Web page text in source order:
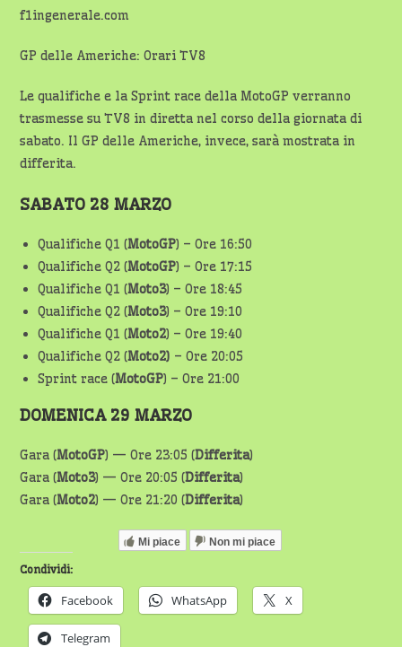
f1ingenerale.com
GP delle Americhe: Orari TV8
Le qualifiche e la Sprint race della MotoGP verranno
trasmesse su TV8 in diretta nel corso della giornata di
sabato. Il GP delle Americhe, invece, sarà mostrata in
differita.
SABATO 28 MARZO
Qualifiche Q1 (MotoGP) – Ore 16:50
Qualifiche Q2 (MotoGP) – Ore 17:15
Qualifiche Q1 (Moto3) – Ore 18:45
Qualifiche Q2 (Moto3) – Ore 19:10
Qualifiche Q1 (Moto2) – Ore 19:40
Qualifiche Q2 (Moto2) – Ore 20:05
Sprint race (MotoGP) – Ore 21:00
DOMENICA 29 MARZO
Gara (MotoGP) — Ore 23:05 (Differita)
Gara (Moto3) — Ore 20:05 (Differita)
Gara (Moto2) — Ore 21:20 (Differita)
Mi piace Non mi piace
Condividi:
Facebook WhatsApp X
Telegram